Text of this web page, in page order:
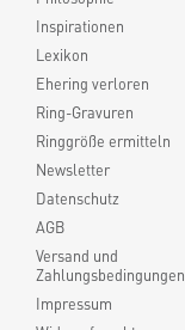
Inspirationen
Lexikon
Ehering verloren
Ring-Gravuren
Ringgröße ermitteln
Newsletter
Datenschutz
AGB
Versand und
Zahlungsbedingungen
Impressum